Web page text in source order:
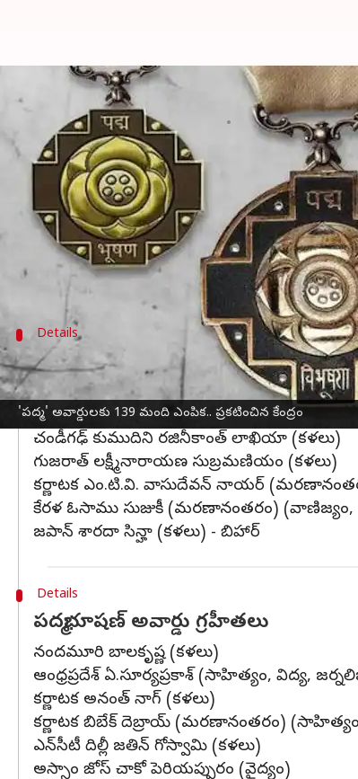
'పద్మ' అవార్డులకు 139 మంది ఎంపిక.. ప్రకటించిన కేంద్రం
Padma Awards 2025:
Jayachandra Akuri Jan 25, 2025 09:50 pm
ఈ వార్తాకథనం ఏంటి
గణతంత్ర దినోత్సవం సందర్భంగా,కేంద్ర ప్రభుత్వం
వివిధ రంగాలలో అద్భుత సేవలు అందించిన
ఇందులో 7 మందిని పద్మ విభూషణ్‌, 19 మందిని
Details
పద్మవిభూషణ్‌ అవార్డు గ్రహీతలు
దువ్వూరి నాగేశ్వర్‌రెడ్డి (వైద్యం)
తెలంగాణ జస్టిస్‌ జగదీశ్‌ ఖేహర్‌ (రిటైర్డ్‌) (ప్రజా
చండీగఢ్ కుముదిని రజినీకాంత్‌ లాఖియా (కళలు)
గుజరాత్ లక్ష్మీనారాయణ సుబ్రమణియం (కళలు)
కర్ణాటక ఎం.టి.వి. వాసుదేవన్‌ నాయర్‌
కేరళ ఓసాము సుజుకీ (మరణానంతరం) (వాణిజ్యం,
జపాన్ శారదా సిన్హా (కళలు) - బిహార్
Details
పద్మభూషణ్‌ అవార్డు గ్రహీతలు
నందమూరి బాలకృష్ణ (కళలు)
ఆంధ్రప్రదేశ్ ఏ.సూర్యప్రకాశ్‌ (సాహిత్యం, విద్య,
కర్ణాటక అనంత్‌ నాగ్‌ (కళలు)
కర్ణాటక బిబేక్‌ దెబ్రాయ్‌ (మరణానంతరం)
ఎన్‌సీటీ దిల్లీ జతిన్‌ గోస్వామి (కళలు)
అస్సాం జోస్‌ చాకో పెరియప్పురం (వైద్యం)